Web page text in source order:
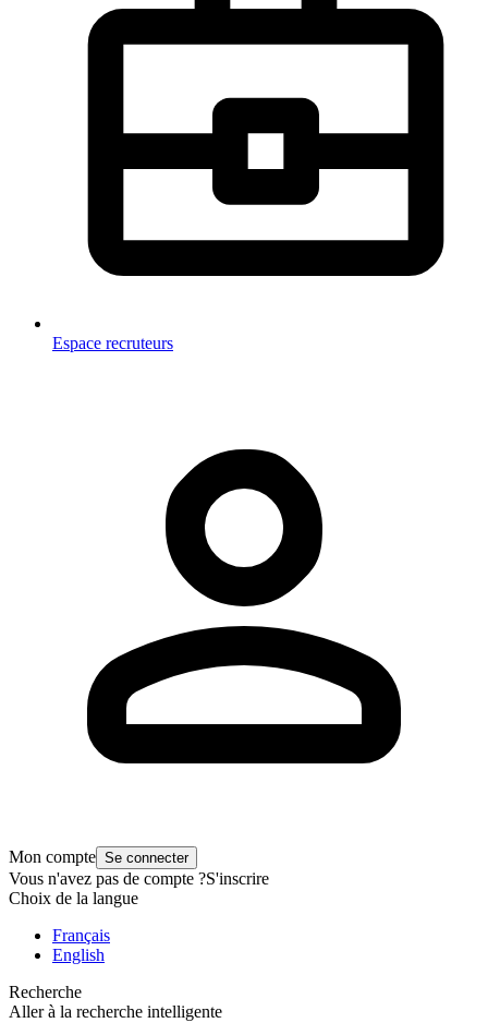
Espace recruteurs
Mon compte Se connecter
Vous n'avez pas de compte ?S'inscrire
Choix de la langue
Français
English
Recherche
Aller à la recherche intelligente